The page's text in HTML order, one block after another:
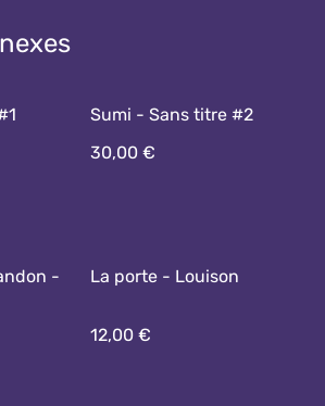
Sumi - Sans titre #2
30,00 €
-
La porte - Louison
12,00 €